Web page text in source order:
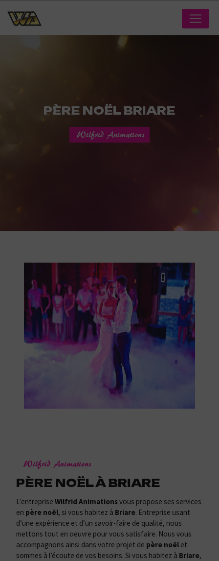
PÈRE NOËL BRIARE
Wilfrid Animations
Wilfrid Animations
PÈRE NOËL À BRIARE
L’entreprise Wilfrid Animationsvous propose ses services
en père noël, si vous habitez à Briare. Entreprise usant
d’une expérience et d’un savoir-faire de qualité, nous
mettons tout en oeuvre pour vous satisfaire. Nous vous
accompagnons ainsi dans votre projet de père noël et
sommes à l’écoute de vos besoins. Si vous habitez à Briare,